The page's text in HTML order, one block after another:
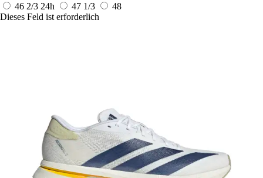
46 2/3 24h 47 1/3
48
Dieses Feld ist erforderlich